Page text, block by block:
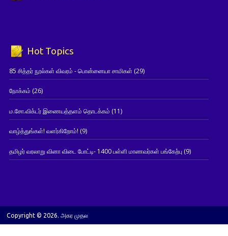
Hot Topics
85 சித்தர் நூல்கள் விவரம் - பொன்னையா சாமிகள் (29)
நோக்கம் (26)
ம.சோ.விக்டர் இணையத்தளம் தொடக்கம் (11)
வாழ்த்துங்கள்! வளர்கிறோம்! (9)
தமிழர் வரலாறு வினா விடை போட்டி- 1400 பள்ளி மாணவர்கள் பங்கேற்பு(9)
Copyright © 2026. அகர முதல